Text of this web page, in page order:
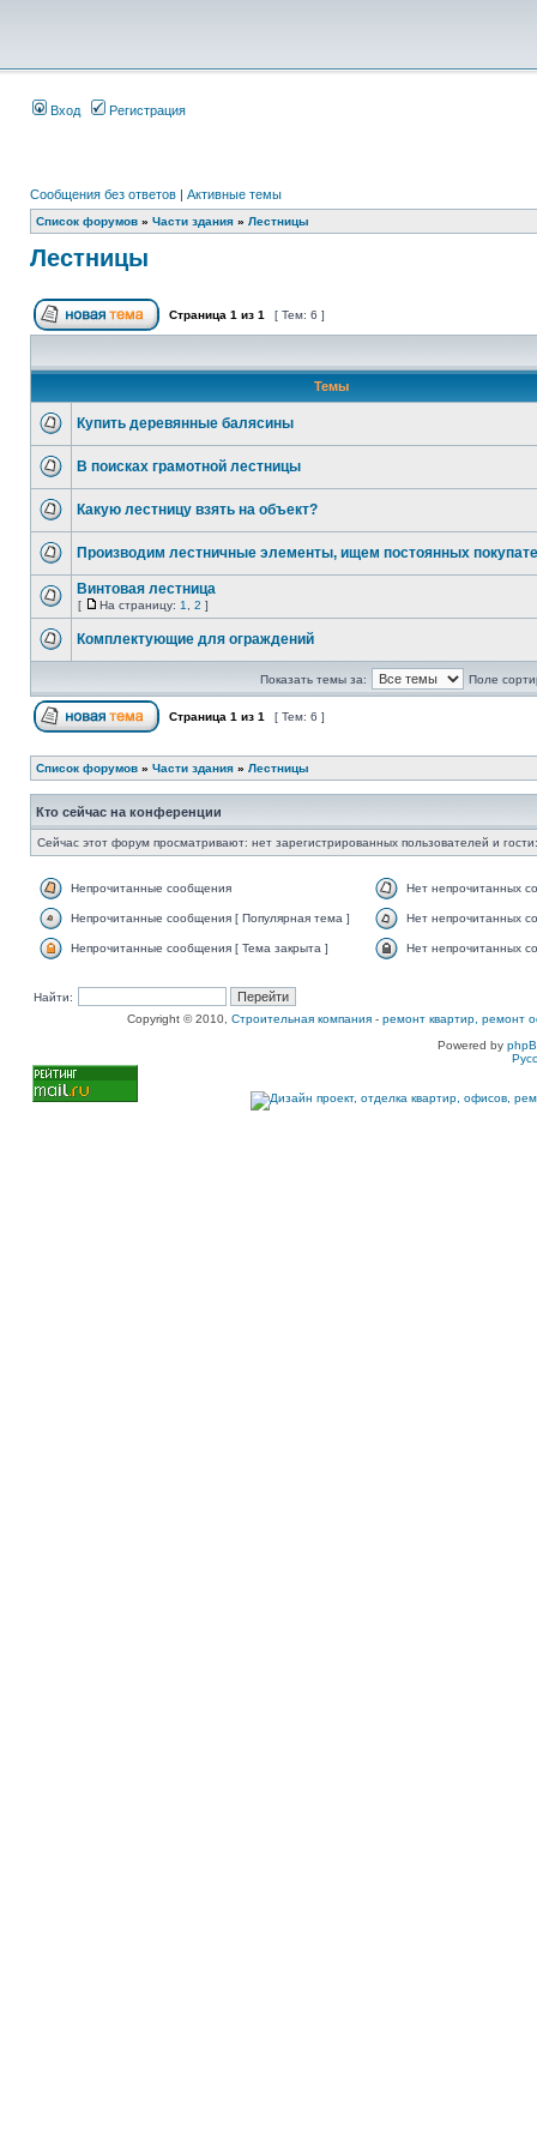
Вход Регистрация
Сообщения без ответов | Активные темы
Список форумов » Части здания » Лестницы
Лестницы
Страница 1 из 1 [ Тем: 6 ]
Темы
Купить деревянные балясины
В поисках грамотной лестницы
Какую лестницу взять на объект?
Производим лестничные элементы, ищем постоянных
Винтовая лестница
[ На страницу: 1 2 ]
Комплектующие для ограждений
Показать темы за: Поле
Страница 1 из 1 [ Тем: 6 ]
Список форумов » Части здания » Лестницы
Кто сейчас на конференции
Сейчас этот форум просматривают: нет зарегистрированных пользователей и
Непрочитанные сообщения Нет непрочитанных
Непрочитанные сообщения [ Популярная тема ] Нет непрочитанных
Непрочитанные сообщения [ Тема закрыта ] Нет непрочитанных
Найти:
Copyright © 2010, Строительная компания - ремонт квартир, ремонт
Powered by